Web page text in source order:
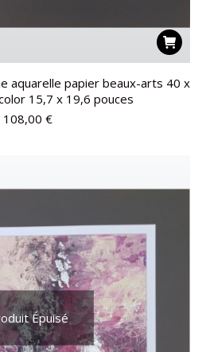
aquarelle papier beaux-arts 40 x
15,7 x 19,6 pouces
108,00 €
Épuisé